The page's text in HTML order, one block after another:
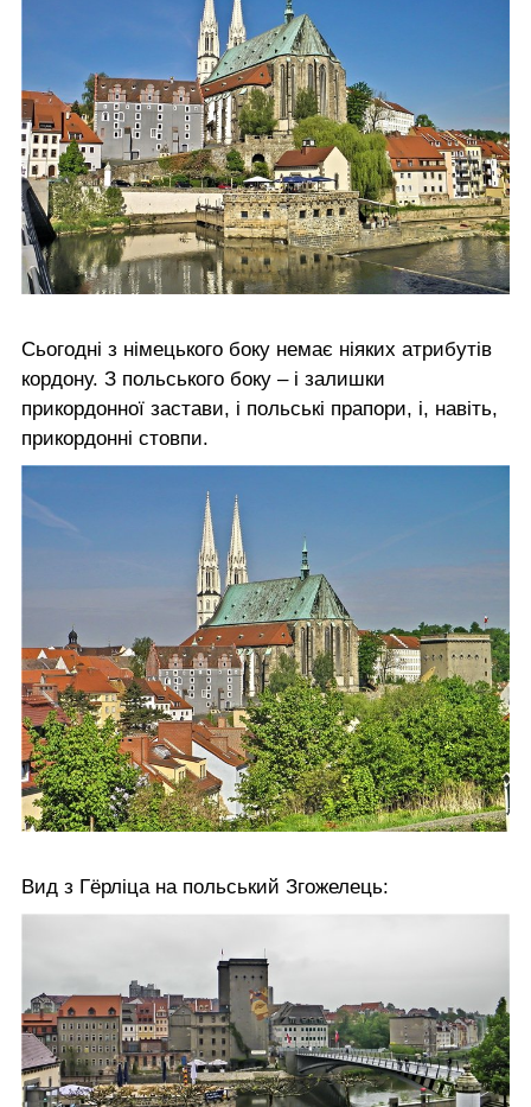
Сьогодні з німецького боку немає ніяких атрибутів
кордону. З польського боку – і залишки
прикордонної застави, і польські прапори, і, навіть,
прикордонні стовпи.
Вид з Гёрліца на польський Згожелець: